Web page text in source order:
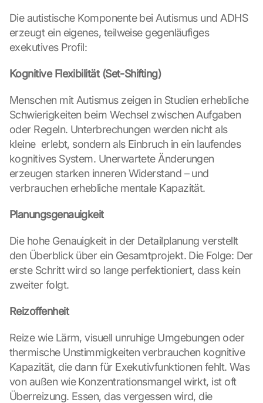
Die autistische Komponente bei Autismus und ADHS
erzeugt ein eigenes, teilweise gegenläufiges
exekutives Profil:
Kognitive Flexibilität (Set-Shifting)
Menschen mit Autismus zeigen in Studien erhebliche
Schwierigkeiten beim Wechsel zwischen Aufgaben
oder Regeln. Unterbrechungen werden nicht als
kleine  erlebt, sondern als Einbruch in ein laufendes
kognitives System. Unerwartete Änderungen
erzeugen starken inneren Widerstand – und
verbrauchen erhebliche mentale Kapazität.
Planungsgenauigkeit
Die hohe Genauigkeit in der Detailplanung verstellt
den Überblick über ein Gesamtprojekt. Die Folge: Der
erste Schritt wird so lange perfektioniert, dass kein
zweiter folgt.
Reizoffenheit
Reize wie Lärm, visuell unruhige Umgebungen oder
thermische Unstimmigkeiten verbrauchen kognitive
Kapazität, die dann für Exekutivfunktionen fehlt. Was
von außen wie Konzentrationsmangel wirkt, ist oft
Überreizung. Essen, das vergessen wird, die